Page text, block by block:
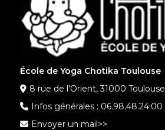
École de Yoga Chotika Toulouse
8 rue de l'Orient, 31000 Toulouse
Infos générales : 06.98.48.24.00
Envoyer un mail>>